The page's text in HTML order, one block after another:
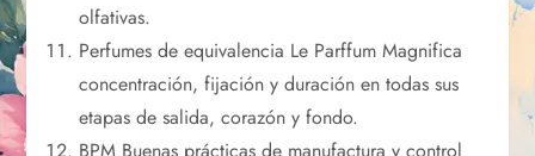
olfativas.
Perfumes de equivalencia Le Parffum Magnifica
concentración, fijación y duración en todas sus
etapas de salida, corazón y fondo.
BPM Buenas prácticas de manufactura y control